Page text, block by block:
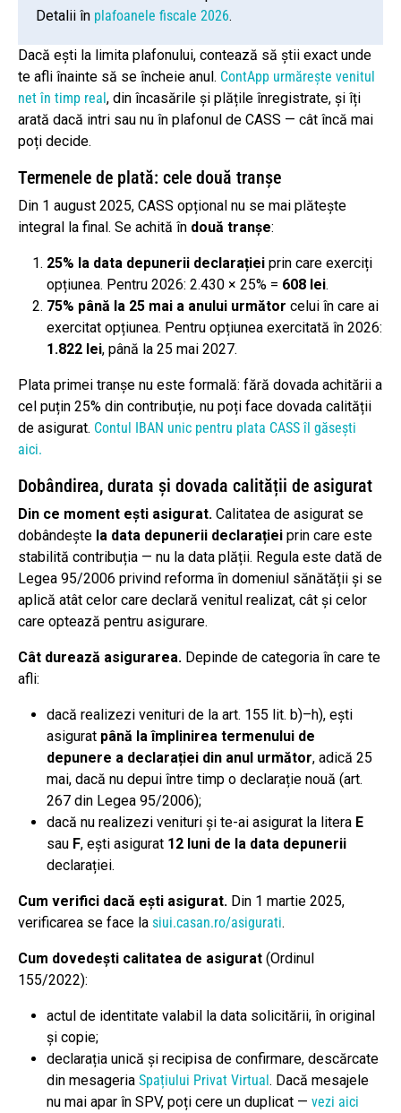
Detalii în plafoanele fiscale 2026.
Dacă ești la limita plafonului, contează să știi exact unde
te afli înainte să se încheie anul. ContApp urmărește venitul
net în timp real, din încasările și plățile înregistrate, și îți
arată dacă intri sau nu în plafonul de CASS — cât încă mai
poți decide.
Termenele de plată: cele două tranșe
Din 1 august 2025, CASS opțional nu se mai plătește
integral la final. Se achită în două tranșe:
25% la data depunerii declarației prin care exerciți
opțiunea. Pentru 2026: 2.430 × 25% = 608 lei.
75% până la 25 mai a anului următor celui în care ai
exercitat opțiunea. Pentru opțiunea exercitată în 2026:
1.822 lei, până la 25 mai 2027.
Plata primei tranșe nu este formală: fără dovada achitării a
cel puțin 25% din contribuție, nu poți face dovada calității
de asigurat. Contul IBAN unic pentru plata CASS îl găsești
aici.
Dobândirea, durata și dovada calității de asigurat
Din ce moment ești asigurat. Calitatea de asigurat se
dobândește la data depunerii declarației prin care este
stabilită contribuția — nu la data plății. Regula este dată de
Legea 95/2006 privind reforma în domeniul sănătății și se
aplică atât celor care declară venitul realizat, cât și celor
care optează pentru asigurare.
Cât durează asigurarea. Depinde de categoria în care te
afli:
dacă realizezi venituri de la art. 155 lit. b)–h), ești
asigurat până la împlinirea termenului de
depunere a declarației din anul următor, adică 25
mai, dacă nu depui între timp o declarație nouă (art.
267 din Legea 95/2006);
dacă nu realizezi venituri și te-ai asigurat la litera E
sau F, ești asigurat 12 luni de la data depunerii
declarației.
Cum verifici dacă ești asigurat. Din 1 martie 2025,
verificarea se face la siui.casan.ro/asigurati.
Cum dovedești calitatea de asigurat (Ordinul
155/2022):
actul de identitate valabil la data solicitării, în original
și copie;
declarația unică și recipisa de confirmare, descărcate
din mesageria Spațiului Privat Virtual. Dacă mesajele
nu mai apar în SPV, poți cere un duplicat — vezi aici